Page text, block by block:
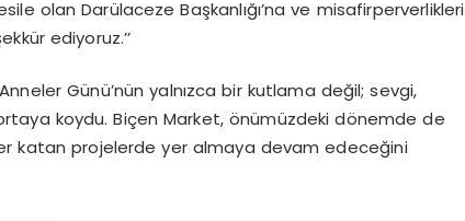
olan Darülaceze Başkanlığı’na ve misafirperverlikleri
ediyoruz.’’
Günü’nün yalnızca bir kutlama değil; sevgi,
koydu. Biçen Market, önümüzdeki dönemde de
katan projelerde yer almaya devam edeceğini